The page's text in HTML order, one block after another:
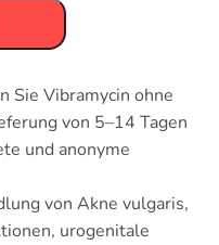
Sie Vibramycin ohne
von 5–14 Tagen
und anonyme
von Akne vulgaris,
urogenitale